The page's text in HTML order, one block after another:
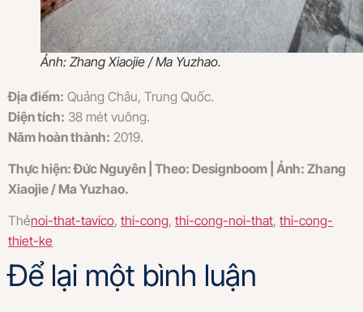
Ảnh: Zhang Xiaojie / Ma Yuzhao.
Địa điểm: Quảng Châu, Trung Quốc.
Diện tích: 38 mét vuông.
Năm hoàn thành: 2019.
Thực hiện: Đức Nguyên | Theo: Designboom | Ảnh: Zhang
Xiaojie / Ma Yuzhao.
Thẻnoi-that-tavico, thi-cong, thi-cong-noi-that, thi-cong-
thiet-ke
Để lại một bình luận